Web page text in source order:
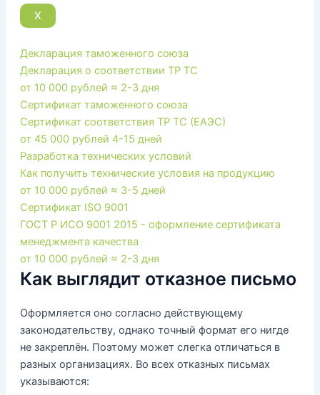
X
Декларация таможенного союза
Декларация о соответствии ТР ТС
от 10 000 рублей ≈ 2-3 дня
Сертификат таможенного союза
Сертификат соответствия ТР ТС (ЕАЭС)
от 45 000 рублей 4-15 дней
Разработка технических условий
Как получить технические условия на продукцию
от 10 000 рублей ≈ 3-5 дней
Сертификат ISO 9001
ГОСТ Р ИСО 9001 2015 - оформление сертификата
менеджмента качества
от 10 000 рублей ≈ 2-3 дня
Как выглядит отказное письмо
Оформляется оно согласно действующему
законодательству, однако точный формат его нигде
не закреплён. Поэтому может слегка отличаться в
разных организациях. Во всех отказных письмах
указываются: